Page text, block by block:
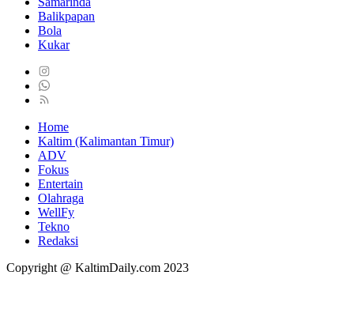
Balikpapan
Bola
Kukar
Home
Kaltim (Kalimantan Timur)
ADV
Fokus
Entertain
Olahraga
WellFy
Tekno
Redaksi
Copyright @ KaltimDaily.com 2023